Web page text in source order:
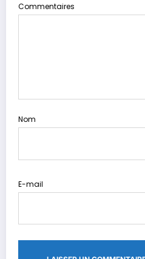
Commentaires
Nom
E-mail